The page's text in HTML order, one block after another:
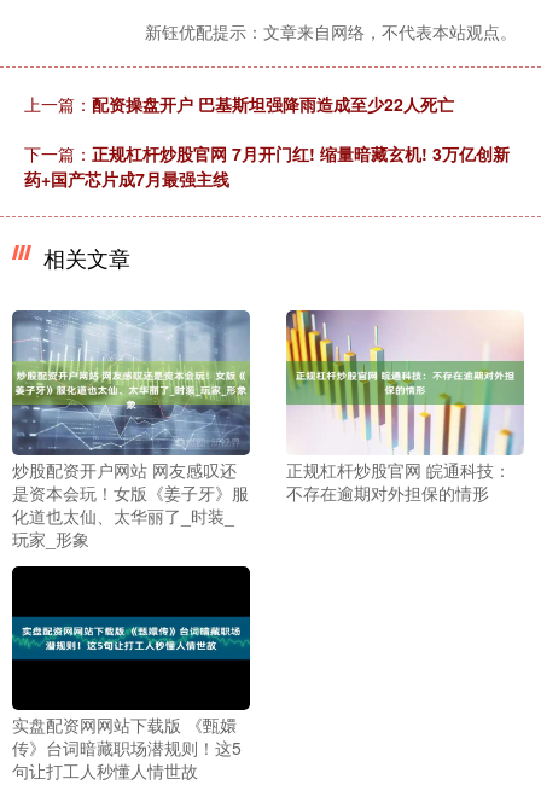
新钰优配提示：文章来自网络，不代表本站观点。
上一篇： 配资操盘开户 巴基斯坦强降雨造成至少22人死亡
下一篇： 正规杠杆炒股官网 7月开门红! 缩量暗藏玄机! 3万亿创新
药+国产芯片成7月最强主线
相关文章
炒股配资开户网站 网友感叹还
是资本会玩！女版《姜子牙》服
化道也太仙、太华丽了_时装_
玩家_形象
正规杠杆炒股官网 皖通科技：
不存在逾期对外担保的情形
实盘配资网网站下载版 《甄嬛
传》台词暗藏职场潜规则！这5
句让打工人秒懂人情世故